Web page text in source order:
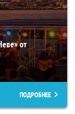
от
ПОДРОБНЕЕ